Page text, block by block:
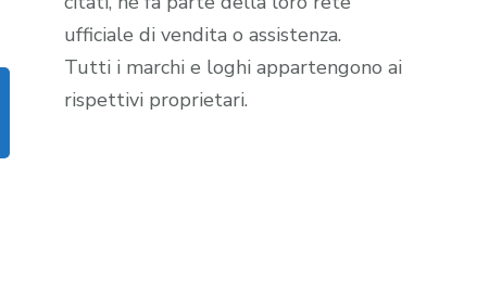
ufficiale di vendita o assistenza.
Tutti i marchi e loghi appartengono ai
rispettivi proprietari.